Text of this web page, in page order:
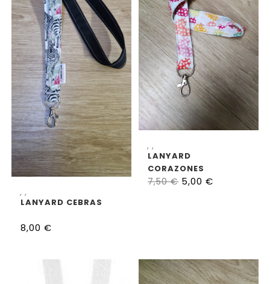
, ,
LANYARD CEBRAS
8,00 €
,,
LANYARD
CORAZONES
7,50€ 5,00€